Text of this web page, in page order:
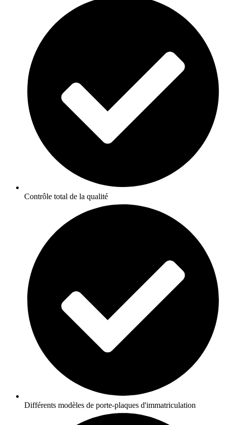
Contrôle total de la qualité
Différents modèles de porte-plaques d'immatriculation